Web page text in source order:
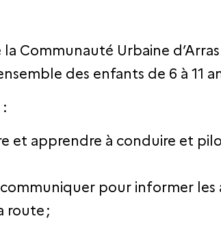
Communauté Urbaine
des enfants de 6 à 11
et apprendre à conduire et
pour informer
route ;